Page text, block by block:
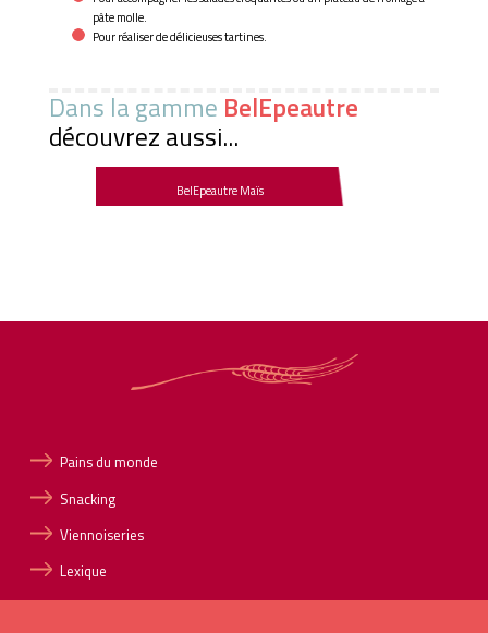
pâte molle.
Pour réaliser de délicieuses tartines.
Dans la gamme BelEpeautre
découvrez aussi...
BelEpeautre Maïs
Pains du monde
Snacking
Viennoiseries
Lexique